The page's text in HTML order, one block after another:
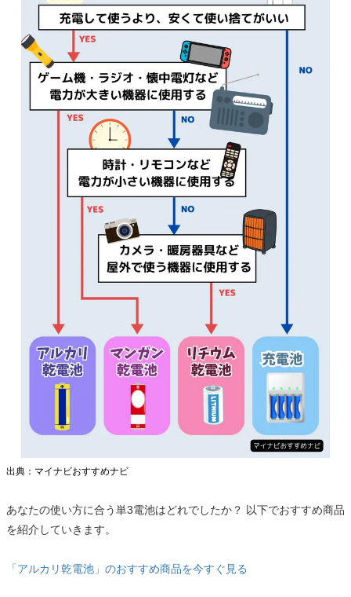
出典：マイナビおすすめナビ
あなたの使い方に合う単3電池はどれでしたか？ 以下でおすすめ商品
を紹介していきます。
「アルカリ乾電池」のおすすめ商品を今すぐ見る